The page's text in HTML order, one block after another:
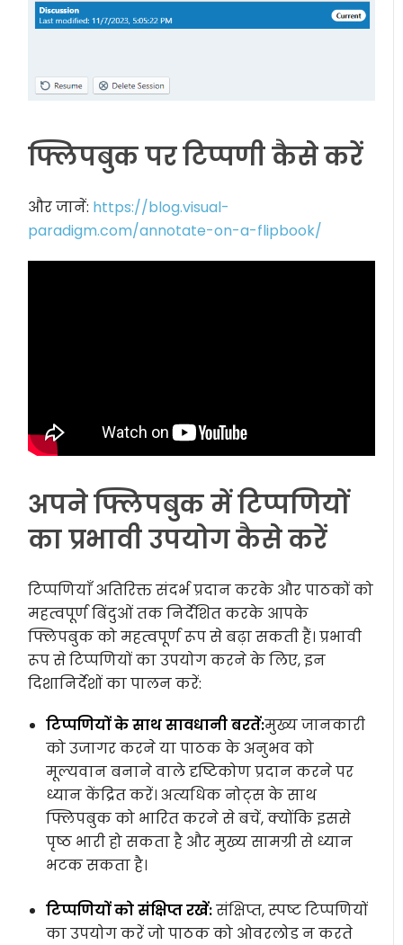
फ्लिपबुक पर टिप्पणी कैसे करें
और जानें: https://blog.visual-
paradigm.com/annotate-on-a-flipbook/
अपने फ्लिपबुक में टिप्पणियों
का प्रभावी उपयोग कैसे करें
टिप्पणियाँ अतिरिक्त संदर्भ प्रदान करके और पाठकों को
महत्वपूर्ण बिंदुओं तक निर्देशित करके आपके
फ्लिपबुक को महत्वपूर्ण रूप से बढ़ा सकती हैं। प्रभावी
रूप से टिप्पणियों का उपयोग करने के लिए, इन
दिशानिर्देशों का पालन करें:
टिप्पणियों के साथ सावधानी बरतें:मुख्य जानकारी
को उजागर करने या पाठक के अनुभव को
मूल्यवान बनाने वाले दृष्टिकोण प्रदान करने पर
ध्यान केंद्रित करें। अत्यधिक नोट्स के साथ
फ्लिपबुक को भारित करने से बचें, क्योंकि इससे
पृष्ठ भारी हो सकता है और मुख्य सामग्री से ध्यान
भटक सकता है।
टिप्पणियों को संक्षिप्त रखें:संक्षिप्त, स्पष्ट टिप्पणियों
का उपयोग करें जो पाठक को ओवरलोड न करते